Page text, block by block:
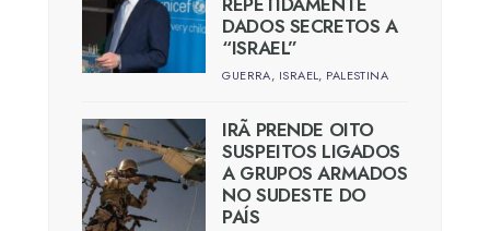
DADOS SECRETOS A
“ISRAEL”
GUERRA, ISRAEL, PALESTINA
IRÃ PRENDE OITO
SUSPEITOS LIGADOS
A GRUPOS ARMADOS
NO SUDESTE DO
PAÍS